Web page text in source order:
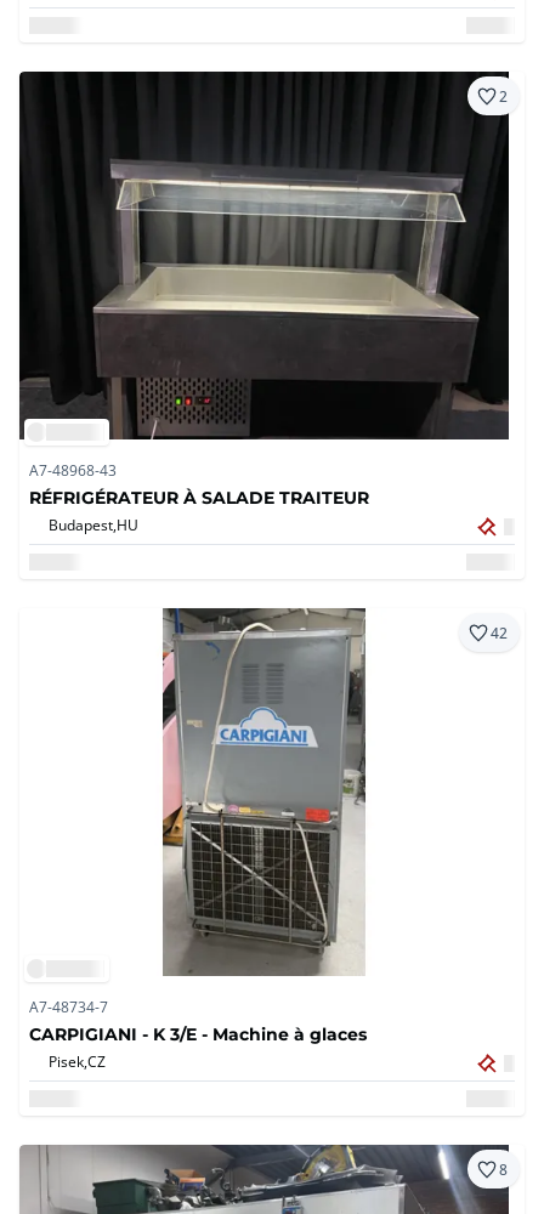
2
A7-48968-43
RÉFRIGÉRATEUR À SALADE TRAITEUR
Budapest,HU
42
A7-48734-7
CARPIGIANI - K 3/E - Machine à glaces
Pisek,CZ
8